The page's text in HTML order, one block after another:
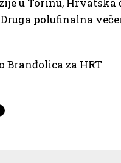
polufinalna
Branđolica za HRT